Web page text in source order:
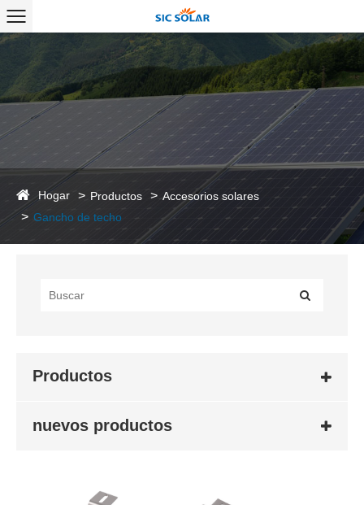
Hogar Productos
Accesorios solares
Gancho de techo
Productos
nuevos productos